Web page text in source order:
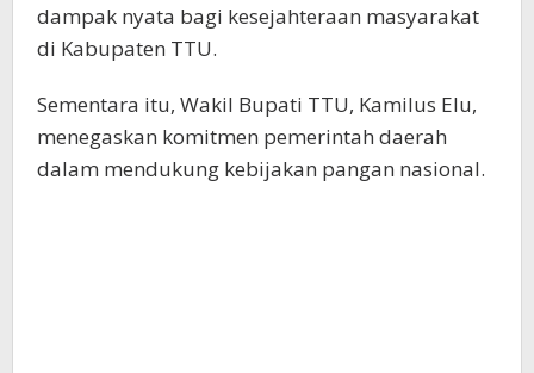
dampak nyata bagi kesejahteraan masyarakat
di Kabupaten TTU.
Sementara itu, Wakil Bupati TTU, Kamilus Elu,
menegaskan komitmen pemerintah daerah
dalam mendukung kebijakan pangan nasional.